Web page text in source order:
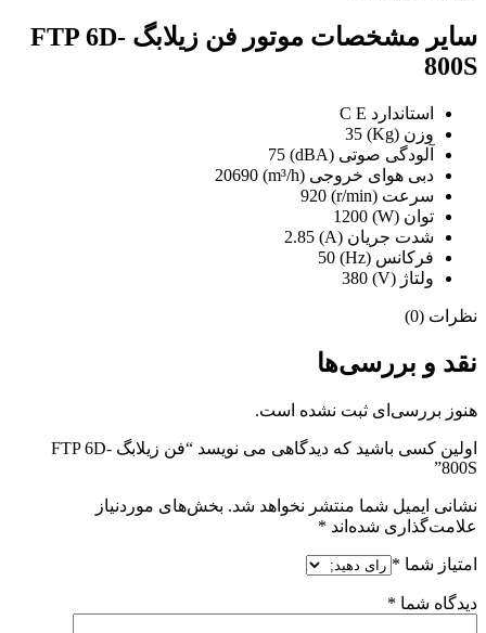
سایر مشخصات موتور فن زیلابگ FTP 6D-
800S
استاندارد C E
وزن (Kg) 35
آلودگی صوتی (dBA) 75
دبی هوای خروجی (m³/h) 20690
سرعت (r/min) 920
توان (W) 1200
شدت جریان (A) 2.85
فرکانس (Hz) 50
ولتاژ (V) 380
نظرات (0)
نقد و بررسی‌ها
هنوز بررسی‌ای ثبت نشده است.
اولین کسی باشید که دیدگاهی می نویسد “فن زیلابگ FTP 6D-
800S”
نشانی ایمیل شما منتشر نخواهد شد. بخش‌های موردنیاز
علامت‌گذاری شده‌اند *
امتیاز شما *
دیدگاه شما *